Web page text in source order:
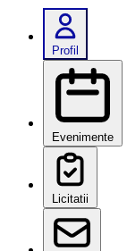
Profil
Evenimente
Licitatii